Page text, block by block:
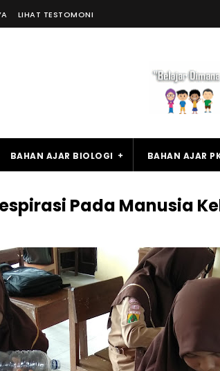
LIHAT TESTOMONI
BAHAN AJAR BIOLOGI BAHAN AJAR
Pada Manusia